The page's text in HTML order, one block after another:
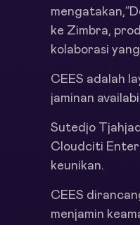
ke Zimbra,
kolaborasi
CEES adalah
jaminan
Sutedjo
Cloudciti
keunikan.
CEES
menjamin